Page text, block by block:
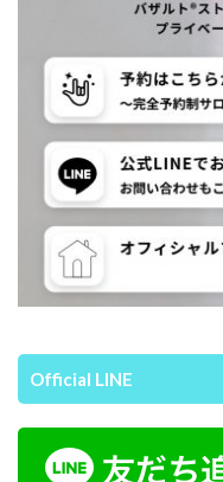
Official LINE